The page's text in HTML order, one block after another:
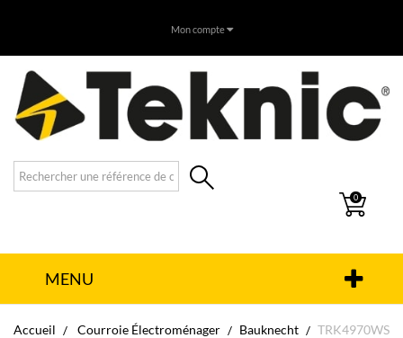
Mon compte
0
MENU
Accueil Courroie Électroménager Bauknecht TRK4970WS